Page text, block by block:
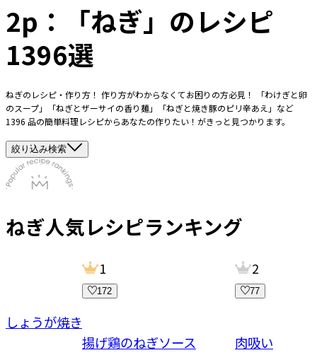
2p：「ねぎ」のレシピ
1396選
ねぎのレシピ・作り方！ 作り方がわからなくてお困りの方必見！ 「わけぎと卵
のスープ」「ねぎとザーサイの香り麺」「ねぎと焼き豚のピリ辛あえ」など
1396 品の簡単料理レシピからあなたの作りたい！がきっと見つかります。
絞り込み検索
ねぎ人気レシピランキング
しょうが焼き
1
172
揚げ鶏のねぎソース
2
77
肉吸い